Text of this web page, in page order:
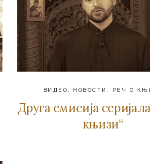
ВИДЕО , НОВОСТИ , РЕЧ О
Друга емисија
књизи“